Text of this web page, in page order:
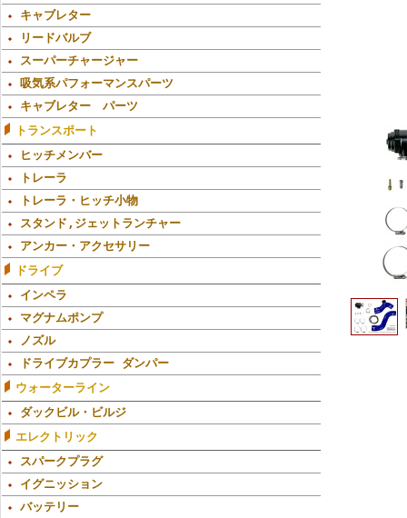
キャブレター
リードバルブ
スーパーチャージャー
吸気系パフォーマンスパーツ
キャブレター パーツ
トランスポート
ヒッチメンバー
トレーラ
トレーラ・ヒッチ小物
スタンド,ジェットランチャー
アンカー・アクセサリー
ドライブ
インペラ
マグナムポンプ
ノズル
ドライブカプラー ダンパー
ウォーターライン
ダックビル・ビルジ
エレクトリック
スパークプラグ
イグニッション
バッテリー